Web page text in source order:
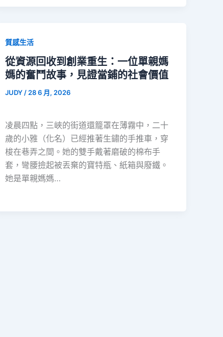
質感生活
從資源回收到創業重生：一位單親媽
媽的奮鬥故事，見證當鋪的社會價值
JUDY / 28 6 月, 2026
凌晨四點，三峽的街道還籠罩在薄霧中，二十
歲的小雅（化名）已經推著生鏽的手推車，穿
梭在巷弄之間。她的雙手戴著磨破的棉布手
套，彎腰撿起被丟棄的寶特瓶、紙箱與廢鐵。
她是單親媽媽…